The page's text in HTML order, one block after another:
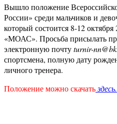
Вышло положение
России» среди мальчиков и
который состоится 8-12
«МОАС». Просьба присылать
электронную почтуturnir-
спортсмена, полную дату
личного тренера.
Положение можно скачатьздесь.